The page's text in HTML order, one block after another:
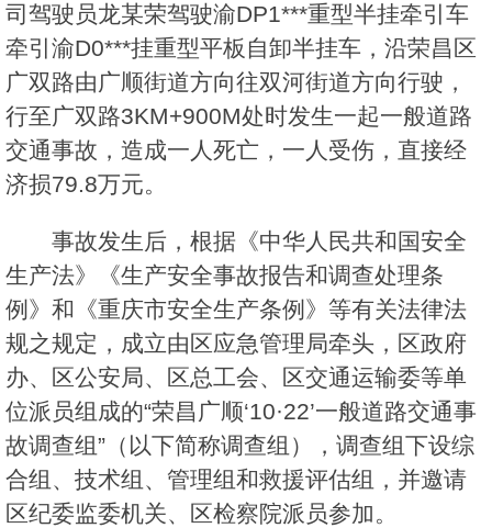
司驾驶员龙某荣驾驶渝DP1***重型半挂牵引车
牵引渝D0***挂重型平板自卸半挂车，沿荣昌区
广双路由广顺街道方向往双河街道方向行驶，
行至广双路3KM+900M处时发生一起一般道路
交通事故，造成一人死亡，一人受伤，直接经
济损79.8万元。
事故发生后，根据《中华人民共和国安全
生产法》《生产安全事故报告和调查处理条
例》和《重庆市安全生产条例》等有关法律法
规之规定，成立由区应急管理局牵头，区政府
办、区公安局、区总工会、区交通运输委等单
位派员组成的“荣昌广顺‘10·22’一般道路交通事
故调查组”（以下简称调查组），调查组下设综
合组、技术组、管理组和救援评估组，并邀请
区纪委监委机关、区检察院派员参加。